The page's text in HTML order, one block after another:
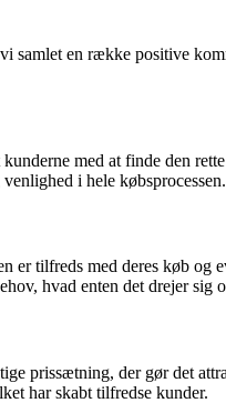
en række positive
med at finde den
i hele købsprocessen.
er tilfreds med deres køb og
hvad enten det drejer
prissætning, der gør det
har skabt tilfredse kunder.